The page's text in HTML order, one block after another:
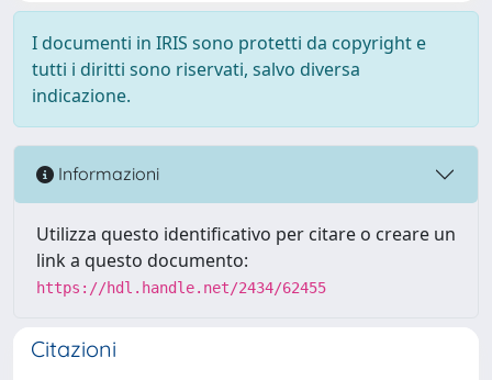
I documenti in IRIS sono protetti da copyright e
tutti i diritti sono riservati, salvo diversa
indicazione.
Informazioni
Utilizza questo identificativo per citare o creare un
link a questo documento:
https://hdl.handle.net/2434/62455
Citazioni